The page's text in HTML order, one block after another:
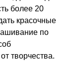
более 20
красочные
по
творчества.